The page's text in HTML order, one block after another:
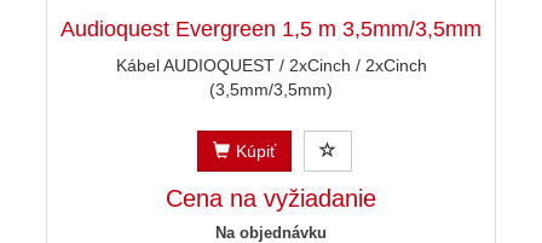
Audioquest Evergreen 1,5 m 3,5mm/3,5mm
Kábel AUDIOQUEST / 2xCinch / 2xCinch
(3,5mm/3,5mm)
Kúpiť
Cena na vyžiadanie
Na objednávku